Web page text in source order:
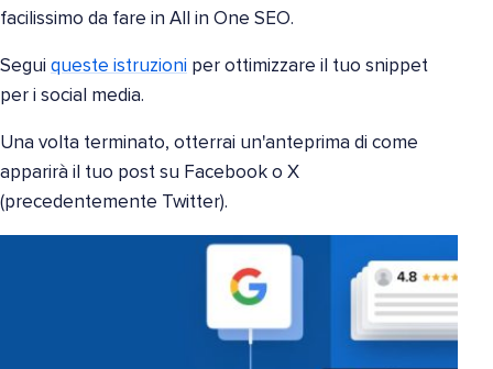
facilissimo da fare in All in One SEO.
Segui queste istruzioni per ottimizzare il tuo snippet
per i social media.
Una volta terminato, otterrai un'anteprima di come
apparirà il tuo post su Facebook o X
(precedentemente Twitter).